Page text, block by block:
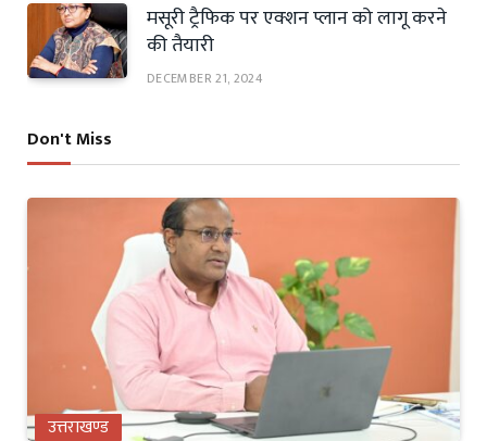
मसूरी ट्रैफिक पर एक्शन प्लान को लागू करने
की तैयारी
DECEMBER 21, 2024
Don't Miss
उत्तराखण्ड